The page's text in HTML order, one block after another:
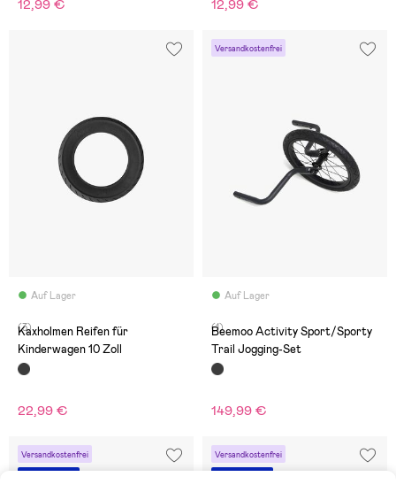
12,99 € 12,99 €
Auf Lager
(3)
Kaxholmen Reifen für
Kinderwagen 10 Zoll
22,99 €
Versandkostenfrei
Auf Lager
(1)
Beemoo Activity Sport/Sporty
Trail Jogging-Set
149,99 €
Versandkostenfrei Versandkostenfrei